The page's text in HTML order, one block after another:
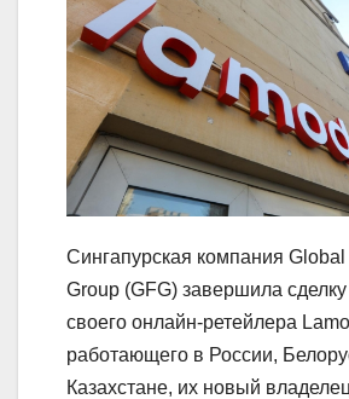
Сингапурская компания
Group (GFG) завершила
своего онлайн-ретейлера
работающего в России,
Казахстане, их новый